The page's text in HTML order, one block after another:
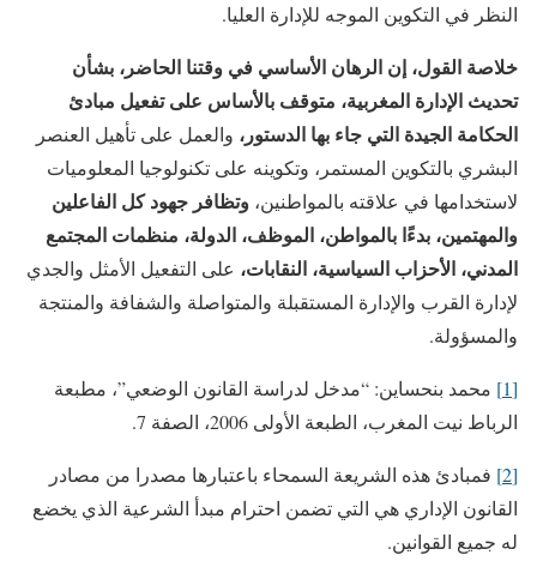
النظر في التكوين الموجه للإدارة العليا.
خلاصة القول، إن الرهان الأساسي في وقتنا الحاضر، بشأن
تحديث الإدارة المغربية، متوقف بالأساس على تفعيل مبادئ
الحكامة الجيدة التي جاء بها الدستور، والعمل على تأهيل العنصر
البشري بالتكوين المستمر، وتكوينه على تكنولوجيا المعلوميات
لاستخدامها في علاقته بالمواطنين، وتظافر جهود كل الفاعلين
والمهتمين، بدءًا بالمواطن، الموظف، الدولة، منظمات المجتمع
المدني، الأحزاب السياسية، النقابات، على التفعيل الأمثل والجدي
لإدارة القرب والإدارة المستقبلة والمتواصلة والشفافة والمنتجة
والمسؤولة.
[1]
محمد بنحساين: “مدخل لدراسة القانون الوضعي”، مطبعة
الرباط نيت المغرب، الطبعة الأولى 2006، الصفة 7.
[2]
فمبادئ هذه الشريعة السمحاء باعتبارها مصدرا من مصادر
القانون الإداري هي التي تضمن احترام مبدأ الشرعية الذي يخضع
له جميع القوانين.